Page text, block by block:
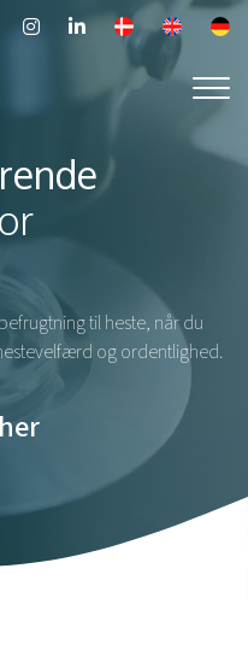
til heste, når du
og ordentlighed.